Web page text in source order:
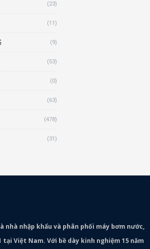
(23)
(11)
(9)
(53)
(0)
(63)
(478)
(31)
nhà nhập khẩu và phân phối máy bơm nước,
Việt Nam. Với bề dày kinh nghiệm 15 năm